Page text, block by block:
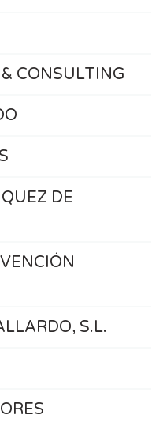
CONSULTING
DE
S.L.